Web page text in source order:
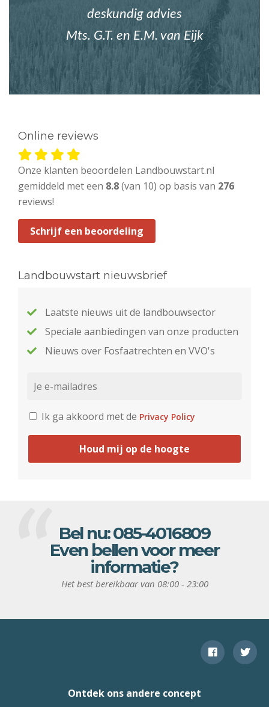
deskundig advies
Mts. G.T. en E.M. van Eijk
Online reviews
Onze klanten beoordelen Landbouwstart.nl
gemiddeld met een 8.8(van 10) op basis van 276
reviews!
Schrijf een beoordeling
Landbouwstart nieuwsbrief
Laatste nieuws uit de landbouwsector
Speciale aanbiedingen van onze producten
Nieuws over Fosfaatrechten en VVO's
Ik ga akkoord met de Privacy Policy
Houd mij op de hoogte
Bel nu:085-4016809
Even bellen voor meer
informatie?
Het best bereikbaar van 08:00 - 23:00
Ontdek ons andere concept